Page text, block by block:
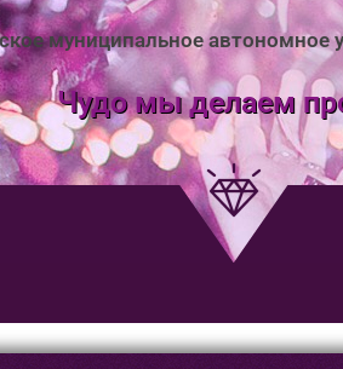
муниципальное автономное
Чудо мы делаем